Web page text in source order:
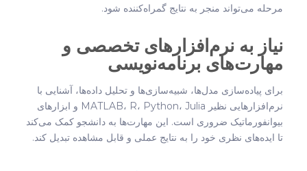
مرحله می‌تواند منجر به نتایج گمراه‌کننده شود.
نیاز به نرم‌افزارهای تخصصی و
مهارت‌های برنامه‌نویسی
برای پیاده‌سازی مدل‌ها، شبیه‌سازی‌ها و تحلیل داده‌ها، آشنایی با
نرم‌افزارهایی نظیر MATLAB، R، Python، Julia و ابزارهای
بیوانفورماتیک ضروری است. این مهارت‌ها به دانشجو کمک می‌کند
تا ایده‌های نظری خود را به نتایج عملی و قابل مشاهده تبدیل کند.